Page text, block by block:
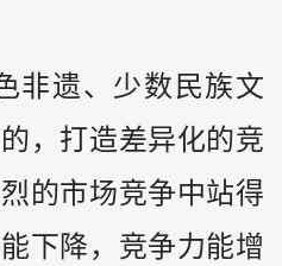
非遗、少数民族文
，打造差异化的竞
的市场竞争中站得
下降，竞争力能增